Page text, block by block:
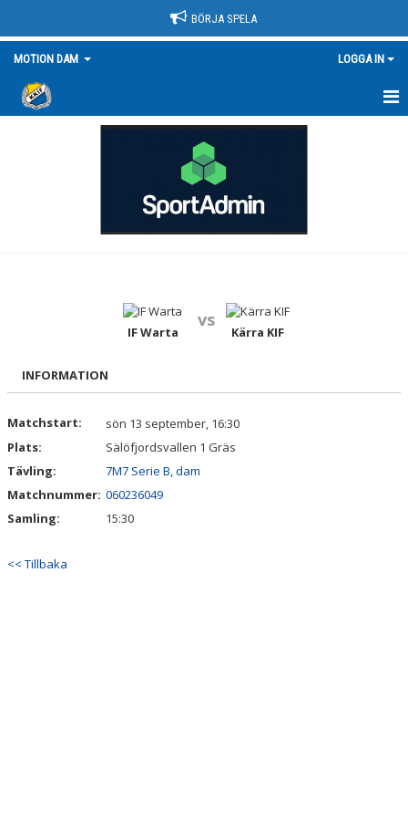
BÖRJA SPELA
MOTION DAM LOGGA IN
DOKUMENT
IF Warta
vs
Kärra KIF
INFORMATION
Matchstart:
sön 13 september, 16:30
Plats:
Sälöfjordsvallen 1 Gräs
Tävling:
7M7 Serie B, dam
Matchnummer: 060236049
Samling:
15:30
<< Tillbaka